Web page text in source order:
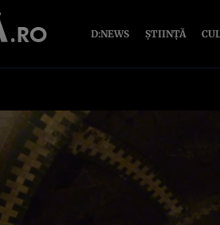
D:NEWS ȘTIINȚĂ